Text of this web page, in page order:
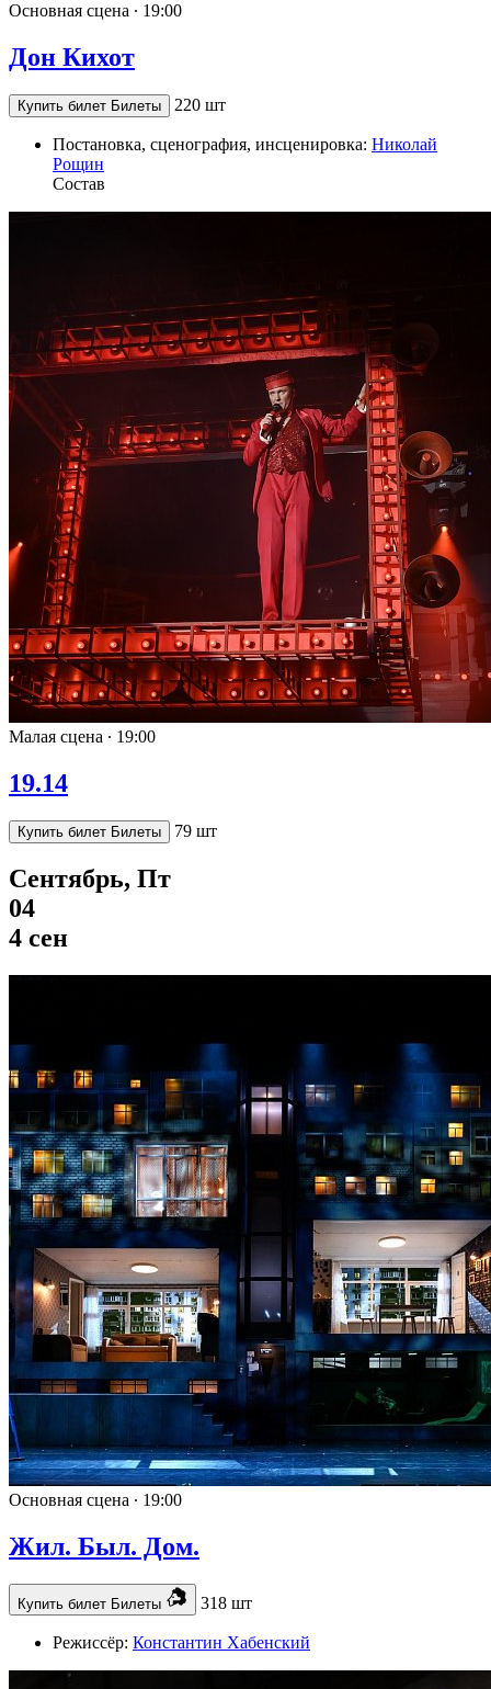
Основная сцена ∙ 19:00
Дон Кихот
Купить билет Билеты 220 шт
Постановка, сценография, инсценировка: Николай
Рощин
Состав
Малая сцена ∙ 19:00
19.14
Купить билет Билеты 79 шт
Сентябрь, Пт
04
4 сен
Основная сцена ∙ 19:00
Жил. Был. Дом.
Купить билет Билеты 318 шт
Режиссёр: Константин Хабенский